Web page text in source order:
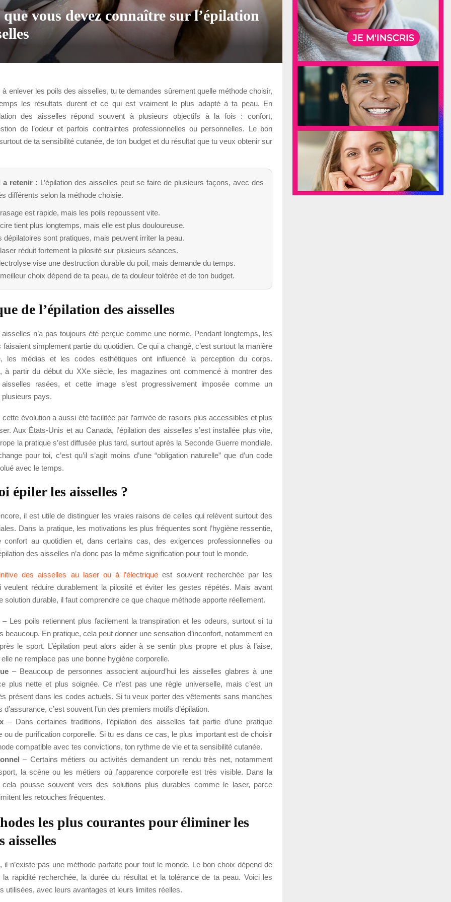
que vous devez connaître sur l’épilation
enlever les poils des aisselles, tu te demandes sûrement quelle méthode choisir,
les résultats durent et ce qui est vraiment le plus adapté à ta peau. En
des aisselles répond souvent à plusieurs objectifs à la fois : confort,
de l’odeur et parfois contraintes professionnelles ou personnelles. Le bon
de ta sensibilité cutanée, de ton budget et du résultat que tu veux obtenir sur
a retenir : L’épilation des aisselles peut se faire de plusieurs façons, avec des
différents selon la méthode choisie.
est rapide, mais les poils repoussent vite.
tient plus longtemps, mais elle est plus douloureuse.
dépilatoires sont pratiques, mais peuvent irriter la peau.
réduit fortement la pilosité sur plusieurs séances.
vise une destruction durable du poil, mais demande du temps.
choix dépend de ta peau, de ta douleur tolérée et de ton budget.
de l’épilation des aisselles
aisselles n’a pas toujours été perçue comme une norme. Pendant longtemps, les
faisaient simplement partie du quotidien. Ce qui a changé, c’est surtout la manière
les médias et les codes esthétiques ont influencé la perception du corps.
à partir du début du XXe siècle, les magazines ont commencé à montrer des
rasées, et cette image s’est progressivement imposée comme un
pays.
évolution a aussi été facilitée par l’arrivée de rasoirs plus accessibles et plus
Aux États-Unis et au Canada, l’épilation des aisselles s’est installée plus vite,
la pratique s’est diffusée plus tard, surtout après la Seconde Guerre mondiale.
pour toi, c’est qu’il s’agit moins d’une “obligation naturelle” que d’un code
avec le temps.
épiler les aisselles ?
il est utile de distinguer les vraies raisons de celles qui relèvent surtout des
Dans la pratique, les motivations les plus fréquentes sont l’hygiène ressentie,
confort au quotidien et, dans certains cas, des exigences professionnelles ou
des aisselles n’a donc pas la même signification pour tout le monde.
des aisselles au laser ou à l’électrique est souvent recherchée par les
veulent réduire durablement la pilosité et éviter les gestes répétés. Mais avant
solution durable, il faut comprendre ce que chaque méthode apporte réellement.
– Les poils retiennent plus facilement la transpiration et les odeurs, surtout si tu
beaucoup. En pratique, cela peut donner une sensation d’inconfort, notamment en
le sport. L’épilation peut alors aider à se sentir plus propre et plus à l’aise,
ne remplace pas une bonne hygiène corporelle.
– Beaucoup de personnes associent aujourd’hui les aisselles glabres à une
plus nette et plus soignée. Ce n’est pas une règle universelle, mais c’est un
présent dans les codes actuels. Si tu veux porter des vêtements sans manches
d’assurance, c’est souvent l’un des premiers motifs d’épilation.
– Dans certaines traditions, l’épilation des aisselles fait partie d’une pratique
ou de purification corporelle. Si tu es dans ce cas, le plus important est de choisir
compatible avec tes convictions, ton rythme de vie et ta sensibilité cutanée.
– Certains métiers ou activités demandent un rendu très net, notamment
la scène ou les métiers où l’apparence corporelle est très visible. Dans la
cela pousse souvent vers des solutions plus durables comme le laser, parce
les retouches fréquentes.
les plus courantes pour éliminer les
aisselles
il n’existe pas une méthode parfaite pour tout le monde. Le bon choix dépend de
rapidité recherchée, la durée du résultat et la tolérance de ta peau. Voici les
utilisées, avec leurs avantages et leurs limites réelles.